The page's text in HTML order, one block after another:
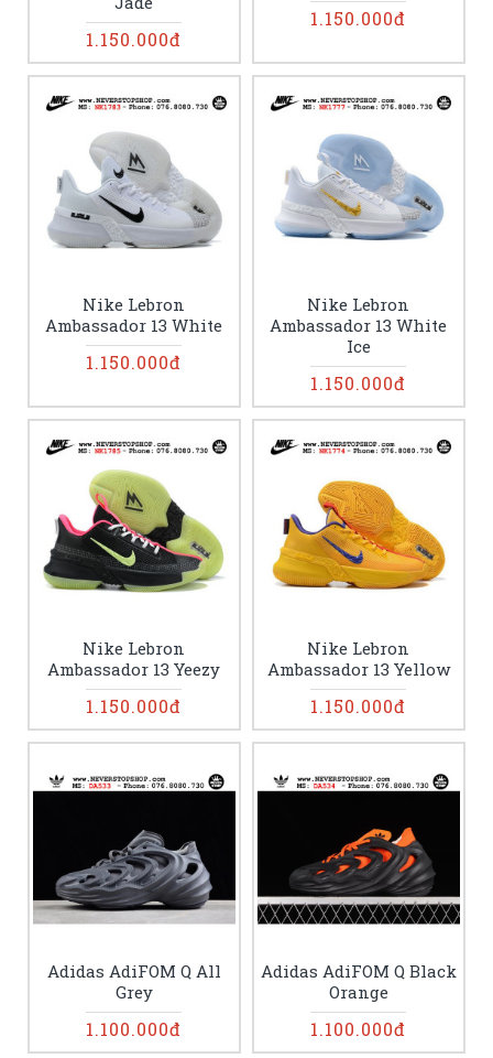
1.150.000đ
1.150.000đ
Nike Lebron
Ambassador 13 White
1.150.000đ
Nike Lebron
Ambassador 13 White
Ice
1.150.000đ
Nike Lebron
Ambassador 13 Yeezy
1.150.000đ
Nike Lebron
Ambassador 13 Yellow
1.150.000đ
Adidas AdiFOM Q All
Grey
1.100.000đ
Adidas AdiFOM Q Black
Orange
1.100.000đ